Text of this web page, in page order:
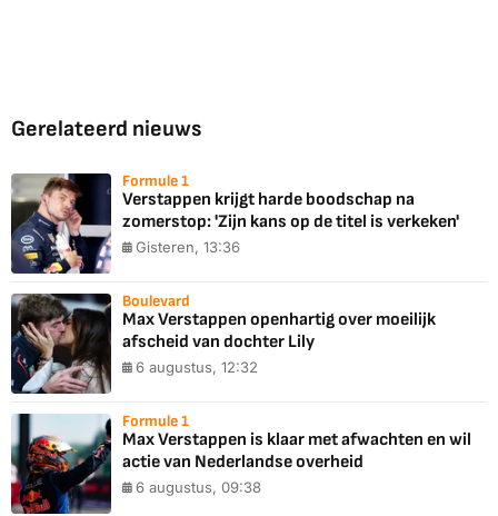
Gerelateerd nieuws
Formule 1
Verstappen krijgt harde boodschap na
zomerstop: 'Zijn kans op de titel is verkeken'
Gisteren, 13:36
Boulevard
Max Verstappen openhartig over moeilijk
afscheid van dochter Lily
6 augustus, 12:32
Formule 1
Max Verstappen is klaar met afwachten en wil
actie van Nederlandse overheid
6 augustus, 09:38